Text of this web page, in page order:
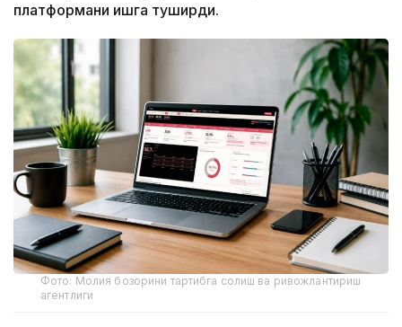
платформани ишга туширди.
Фото: Молия бозорини тартибга солиш ва ривожлантириш
агентлиги